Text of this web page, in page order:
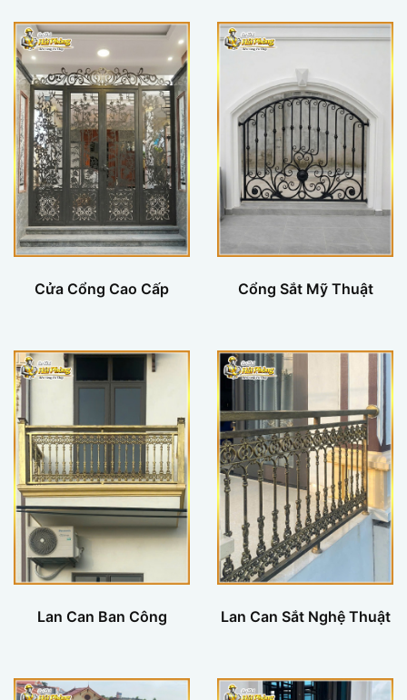
Cửa Cổng Cao Cấp Cổng Sắt Mỹ Thuật
Lan Can Ban Công Lan Can Sắt Nghệ Thuật